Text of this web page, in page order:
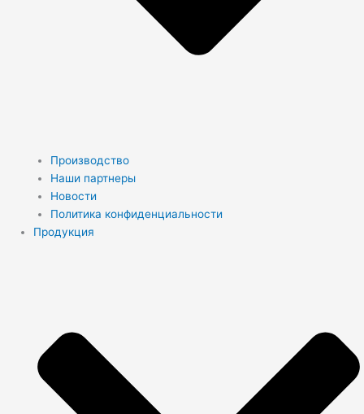
Производство
Наши партнеры
Новости
Политика конфиденциальности
Продукция